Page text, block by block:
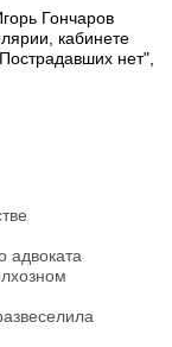
Гончаров
кабинете
нет",
адвоката